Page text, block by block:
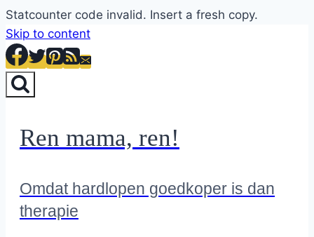
Statcounter code invalid. Insert a fresh copy.
Skip to content
Ren mama, ren!
Omdat hardlopen goedkoper is dan
therapie